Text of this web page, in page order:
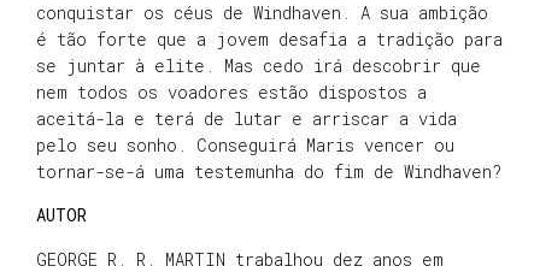
conquistar os céus de Windhaven. A sua ambição
é tão forte que a jovem desafia a tradição para
se juntar à elite. Mas cedo irá descobrir que
nem todos os voadores estão dispostos a
aceitá-la e terá de lutar e arriscar a vida
pelo seu sonho. Conseguirá Maris vencer ou
tornar-se-á uma testemunha do fim de Windhaven?
AUTOR
GEORGE R. R. MARTIN trabalhou dez anos em